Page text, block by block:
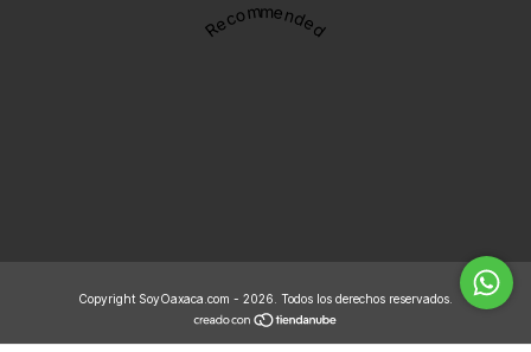
Recommended
Copyright SoyOaxaca.com - 2026. Todos los derechos reservados.